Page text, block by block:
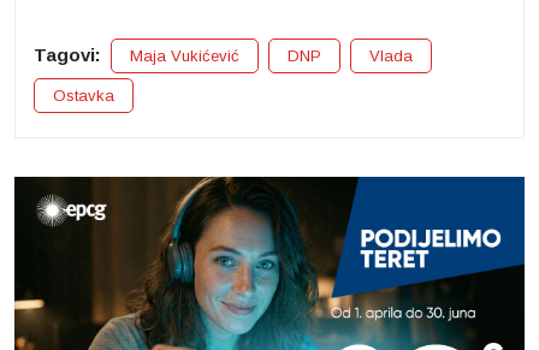
Tagovi: Maja Vukićević DNP Vlada
Ostavka